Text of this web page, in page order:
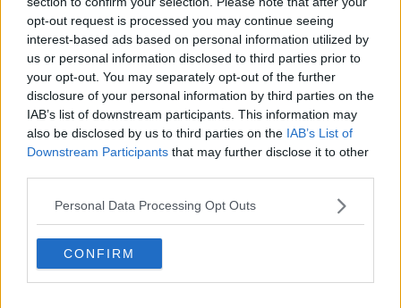
opt-out request is processed you may continue seeing
interest-based ads based on personal information utilized by
us or personal information disclosed to third parties prior to
your opt-out. You may separately opt-out of the further
disclosure of your personal information by third parties on the
IAB’s list of downstream participants. This information may
also be disclosed by us to third parties on the IAB’s List of
Downstream Participants that may further disclose it to other
Personal Data Processing Opt Outs
CONFIRM
Se vuoi leggere le notizie principali della Toscana iscriviti alla
Newsletter QUInews - ToscanaMedia.Arriva gratis tutti i giorni
alle 20:00 direttamente nella tua casella di posta.
Basta cliccareQUI